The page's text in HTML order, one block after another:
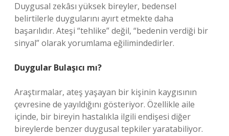
Duygusal zekâsı yüksek bireyler, bedensel
belirtilerle duygularını ayırt etmekte daha
başarılıdır. Ateşi “tehlike” değil, “bedenin verdiği bir
sinyal” olarak yorumlama eğilimindedirler.
Duygular Bulaşıcı mı?
Araştırmalar, ateş yaşayan bir kişinin kaygısının
çevresine de yayıldığını gösteriyor. Özellikle aile
içinde, bir bireyin hastalıkla ilgili endişesi diğer
bireylerde benzer duygusal tepkiler yaratabiliyor.